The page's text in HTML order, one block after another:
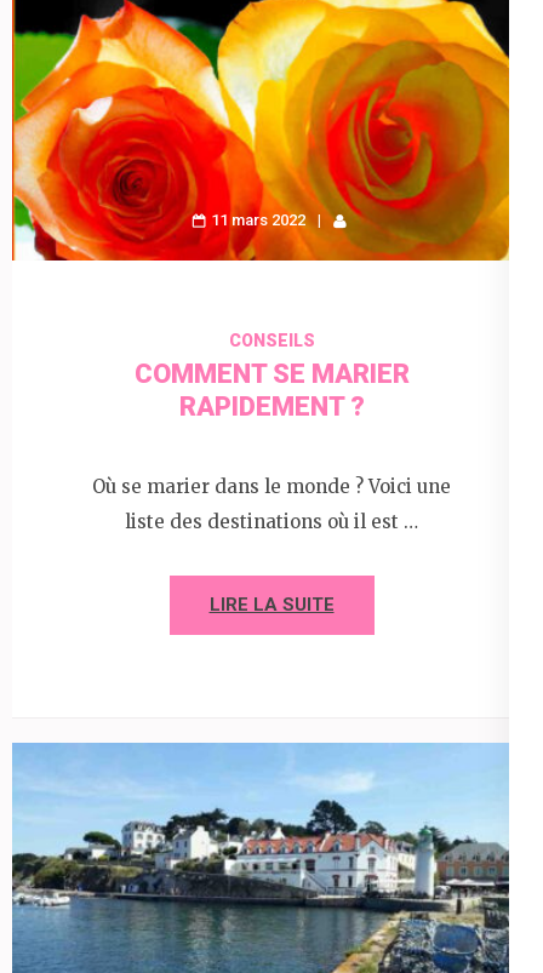
11 mars 2022
CONSEILS
COMMENT SE MARIER
RAPIDEMENT ?
Où se marier dans le monde ? Voici une
liste des destinations où il est …
LIRE LA SUITE